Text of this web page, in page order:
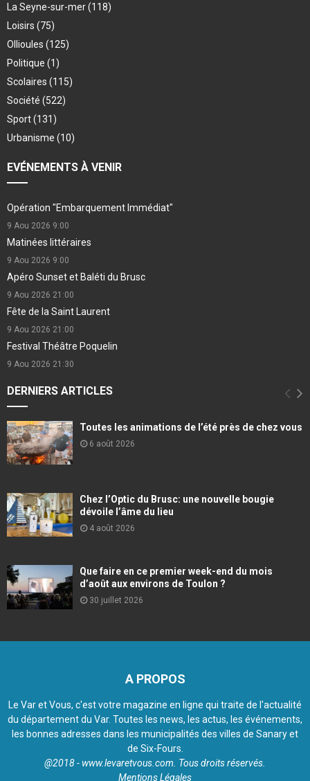
La Seyne-sur-mer(118)
Loisirs (75)
Ollioules (125)
Politique (1)
Scolaires (115)
Société (522)
Sport(131)
Urbanisme (10)
EVÉNEMENTS À VENIR
Opération "Embarquement Immédiat"
9 Aou 2026 9:00
Matinées littéraires
9 Aou 2026 9:00
Apéro Sunset et Baléti du Brusc
9 Aou 2026 21:00
Fête de la Saint Laurent
9 Aou 2026 21:00
Festival Théâtre Poquelin
9 Aou 2026 21:30
DERNIERS ARTICLES
Toutes les animations de l’été près de chez vous
6 août 2026
Chez l’Optic du Brusc: une nouvelle bougie
dévoile l’âme du lieu
4 août 2026
Que faire en ce premier week-end du mois
d’août aux environs de Toulon ?
30 juillet 2026
A PROPOS
Le Var et Vous, c'est votre magazine en ligne qui traite de l'actualité
du département du Var. Toutes les news, les actus, les événements,
les bonnes adresses dans les municipalités des villes de Sanary et
de Six-Fours.
@2018 - www.levaretvous.com. Tous droits réservés.
Mentions Légales